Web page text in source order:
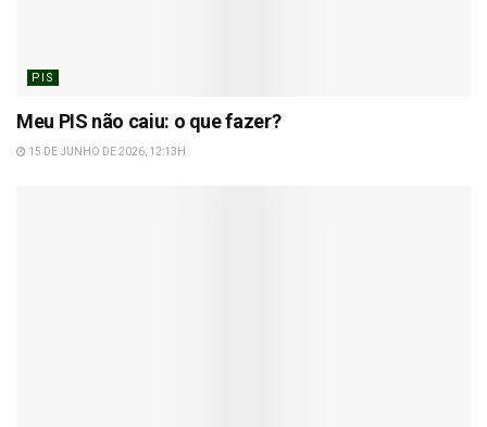
PIS
Meu PIS não caiu: o que fazer?
15 DE JUNHO DE 2026, 12:13H